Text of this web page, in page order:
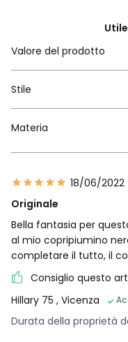
Valore del prodotto
Stile
Materia
18/06/2022
Originale
Bella fantasia per
al mio copripiumino
completare il tutto, il
Consiglio questo
Hillary 75 , Vicenza
Durata della proprietà